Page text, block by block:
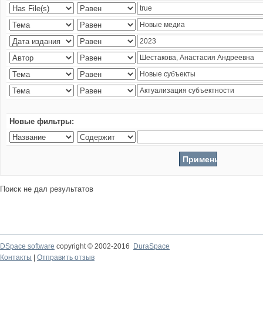
Новые фильтры:
Поиск не дал результатов
DSpace software copyright © 2002-2016
DuraSpace
Контакты
Отправить отзыв